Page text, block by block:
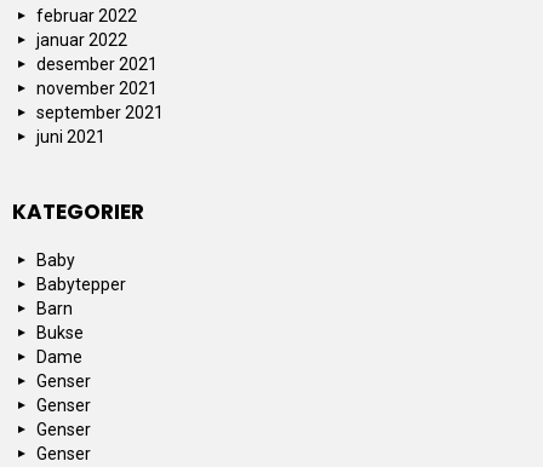
februar 2022
januar 2022
desember 2021
november 2021
september 2021
juni 2021
KATEGORIER
Baby
Babytepper
Barn
Bukse
Dame
Genser
Genser
Genser
Genser